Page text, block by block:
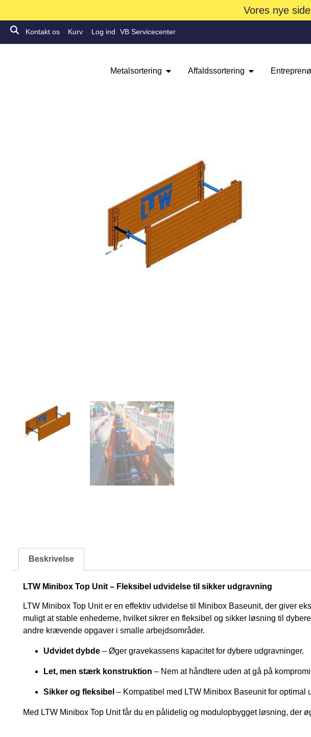
Vores nye
Kontakt os Kurv Log ind VB Servicecenter
Metalsortering Affaldssortering
Beskrivelse
LTW Minibox Top Unit – Fleksibel udvidelse til sikker udgravning
LTW Minibox Top Unit er en effektiv udvidelse til Minibox Baseunit, der giver
muligt at stable enhederne, hvilket sikrer en fleksibel og sikker løsning til
andre krævende opgaver i smalle arbejdsområder.
Udvidet dybde – Øger gravekassens kapacitet for dybere udgravninger.
Let, men stærk konstruktion – Nem at håndtere uden at gå på
Sikker og fleksibel – Kompatibel med LTW Minibox Baseunit for optimal
Med LTW Minibox Top Unit får du en pålidelig og modulopbygget løsning, der